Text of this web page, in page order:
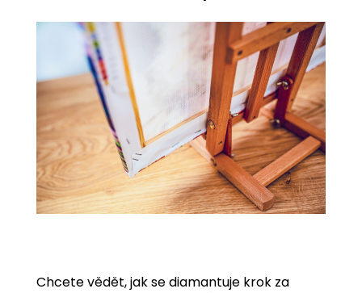
Chcete vědět, jak se diamantuje krok za